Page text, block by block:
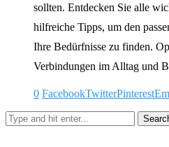
sollten. Entdecken Sie alle
hilfreiche Tipps, um den
Ihre Bedürfnisse zu finden.
Verbindungen im Alltag und
0 FacebookTwitterPinterest